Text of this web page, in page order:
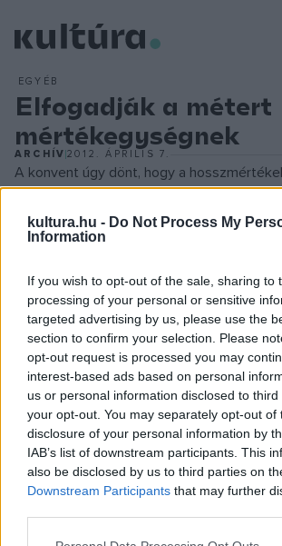
kultura.hu - Do Not Process My
Information
If you wish to opt-out of the sale, sharing to
processing of your personal or sensitive
targeted advertising by us, please use the
section to confirm your selection. Please
opt-out request is processed you may
interest-based ads based on personal
us or personal information disclosed to
your opt-out. You may separately opt-out of
disclosure of your personal information by
IAB’s list of downstream participants. This
also be disclosed by us to third parties on
Downstream Participants that may further
Please note that this website/app uses one
EGYÉB
Elfogadják a métert
mértékegységnek
ARCHÍV2012. ÁPRILIS 7.
A konvent úgy dönt, hogy a
meridián (a Föld északi és déli pólusát
tekinti. Már régóta felmerült az igény a
mértékrendszer egységesítésére.
országonként más-más hossz- és
űrmértékeket használtak. Az egzakt
korában lehetségessé válik abszolút (a
mechanikában a tértől és időtől
bevezetése. Az asztronómia olyan
rendelkezik, amelyekkel a Föld kerületét
pontosan meg lehet állapítani. Ezért ki
általános jellemzőkkel rendelkező rendszert.